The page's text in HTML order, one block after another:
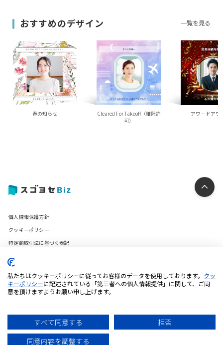
おすすめのデザイン 一覧を見る
春の知らせ
Cleared For Takeoff（離陸許
可）
アワードアワ
個人情報保護方針
クッキーポリシー
特定商取引法に基づく表記
推奨環境について
私たちはクッキーポリシーに従ってお客様のデータを使用しております。 クッ
キーポリシーに記述されている「第三者への個人情報提供」に関して、ご同
意を頂けますようお願い申し上げます。
すべて同意する
拒否
同意内容を調整する